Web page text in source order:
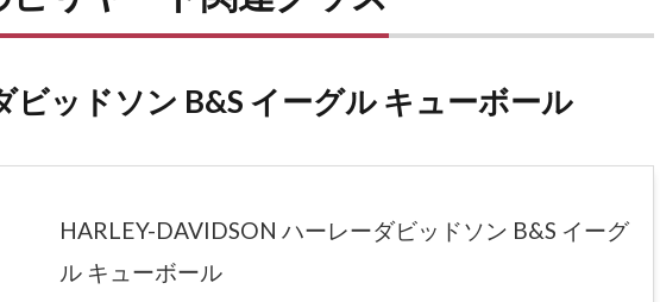
ビッドソン B&S イーグル キューボール
HARLEY-DAVIDSON ハーレーダビッドソン B&S イーグ
ル キューボール